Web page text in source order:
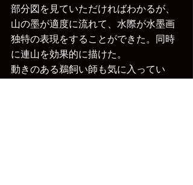
部分図を見ていただければわかるが、
山の墨が適度に流れて、水際が水墨画
独特の表現をすることができた。同時
に連山を効果的に描けた。
動きのある鵜飼い師も気に入ってい